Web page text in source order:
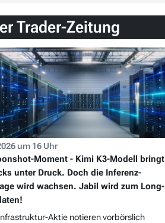
Trader-Zeitung
um 16 Uhr
Moment - Kimi K3-Modell bringt
unter Druck. Doch die Inferenz-
wird wachsen. Jabil wird zum Long-
Aktie notieren vorbörslich